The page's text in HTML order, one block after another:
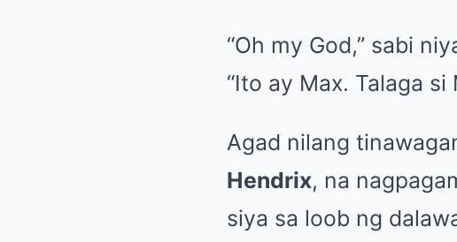
“Oh my God,” sabi
“Ito ay Max. Talaga si
Agad nilang
Hendrix, na
siya sa loob ng